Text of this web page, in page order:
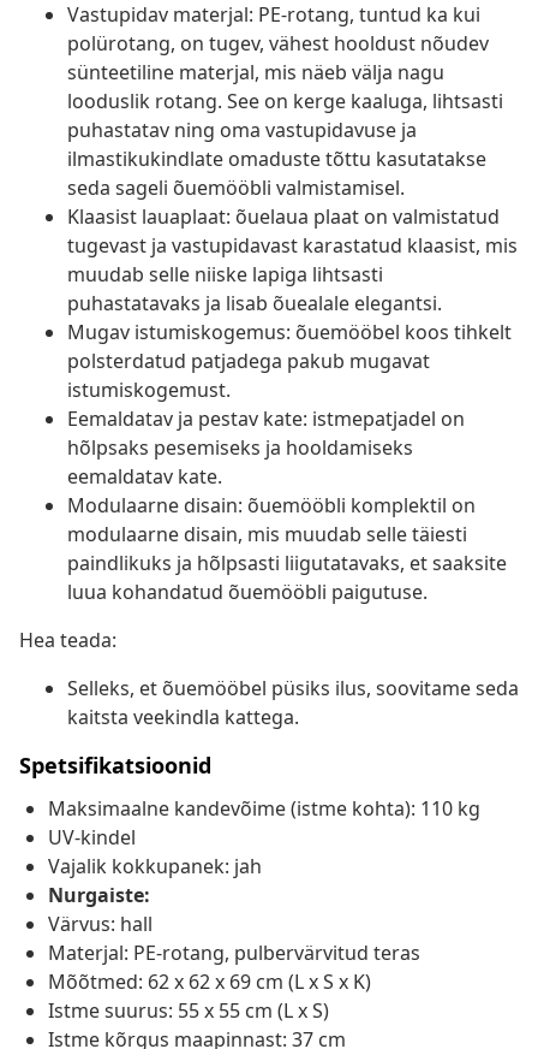
Vastupidav materjal: PE-rotang, tuntud ka kui
polürotang, on tugev, vähest hooldust nõudev
sünteetiline materjal, mis näeb välja nagu
looduslik rotang. See on kerge kaaluga, lihtsasti
puhastatav ning oma vastupidavuse ja
ilmastikukindlate omaduste tõttu kasutatakse
seda sageli õuemööbli valmistamisel.
Klaasist lauaplaat: õuelaua plaat on valmistatud
tugevast ja vastupidavast karastatud klaasist, mis
muudab selle niiske lapiga lihtsasti
puhastatavaks ja lisab õuealale elegantsi.
Mugav istumiskogemus: õuemööbel koos tihkelt
polsterdatud patjadega pakub mugavat
istumiskogemust.
Eemaldatav ja pestav kate: istmepatjadel on
hõlpsaks pesemiseks ja hooldamiseks
eemaldatav kate.
Modulaarne disain: õuemööbli komplektil on
modulaarne disain, mis muudab selle täiesti
paindlikuks ja hõlpsasti liigutatavaks, et saaksite
luua kohandatud õuemööbli paigutuse.
Hea teada:
Selleks, et õuemööbel püsiks ilus, soovitame seda
kaitsta veekindla kattega.
Spetsifikatsioonid
Maksimaalne kandevõime (istme kohta): 110 kg
UV-kindel
Vajalik kokkupanek: jah
Nurgaiste:
Värvus: hall
Materjal: PE-rotang, pulbervärvitud teras
Mõõtmed: 62 x 62 x 69 cm (L x S x K)
Istme suurus: 55 x 55 cm (L x S)
Istme kõrgus maapinnast: 37 cm